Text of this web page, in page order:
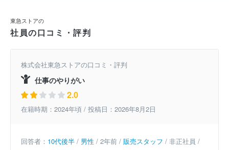
東急ストアの
社員の口コミ・評判
株式会社東急ストアの口コミ・評判
仕事のやりがい
2.0
在籍時期：2024年頃 / 投稿日：2026年8月2日
回答者： 10代後半 / 男性 / 2年前 / 販売スタッフ / 非正社員 /